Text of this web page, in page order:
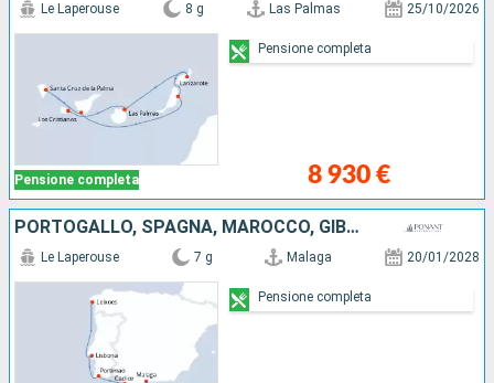
Pensione completa
Le Laperouse 8 g Las Palmas 25/10/2026
8 930 €
Pensione completa
PORTOGALLO, SPAGNA, MAROCCO, GIBILTERRA
Le Laperouse 7 g Malaga 20/01/2028
Pensione completa